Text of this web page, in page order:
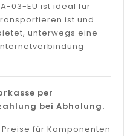
03-EU ist ideal für
ist und
unterwegs eine
per
bei Abholung.
für Komponenten